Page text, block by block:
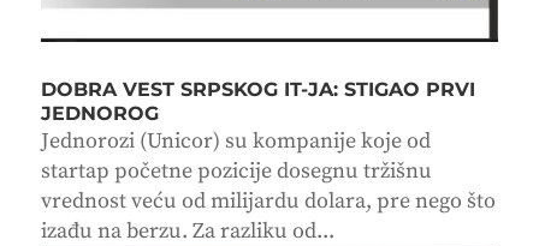
DOBRA VEST SRPSKOG IT-JA: STIGAO PRVI
JEDNOROG
Jednorozi (Unicor) su kompanije koje od
startap početne pozicije dosegnu tržišnu
vrednost veću od milijardu dolara, pre nego što
izađu na berzu. Za razliku od...